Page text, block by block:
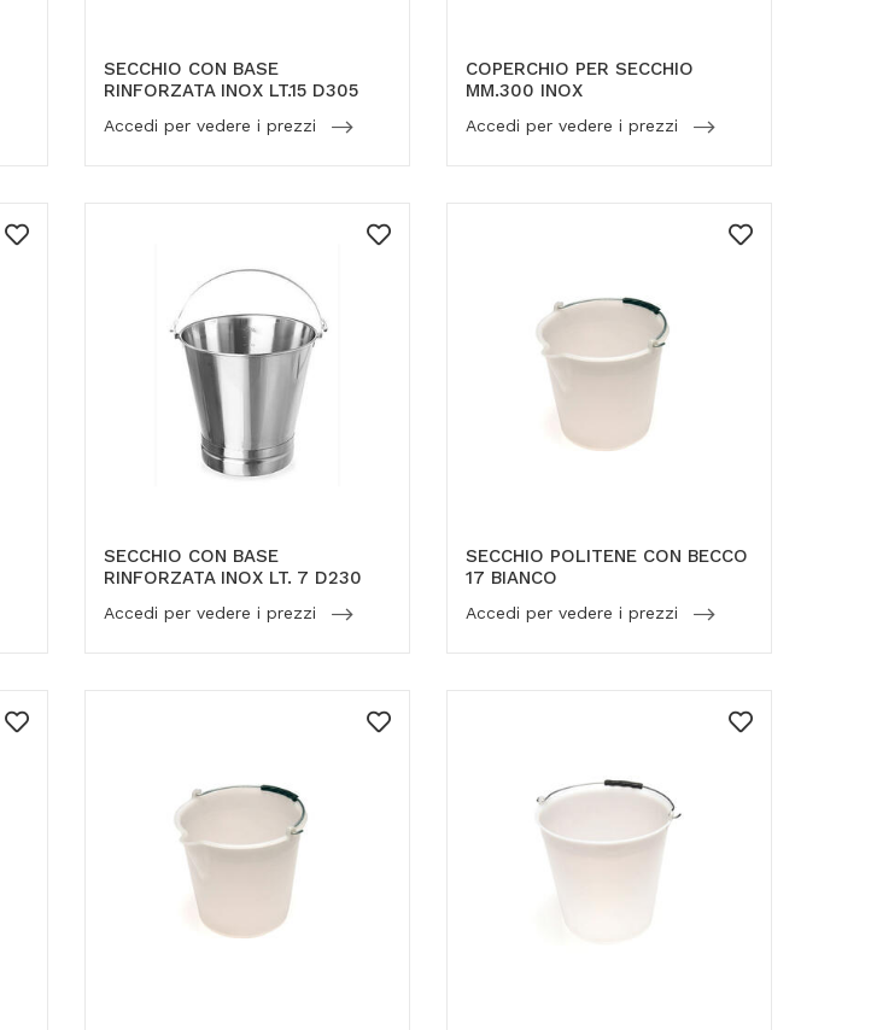
SECCHIO CON BASE
RINFORZATA INOX LT.15 D305
Accedi per vedere i prezzi
COPERCHIO PER SECCHIO
MM.300 INOX
Accedi per vedere i prezzi
SECCHIO CON BASE
RINFORZATA INOX LT. 7 D230
Accedi per vedere i prezzi
SECCHIO POLITENE CON BECCO
17 BIANCO
Accedi per vedere i prezzi